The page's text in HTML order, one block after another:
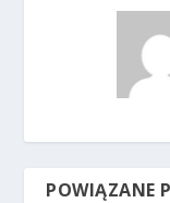
POWIĄZANE